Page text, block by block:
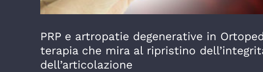
PRP e artropatie degenerative in
terapia che mira al ripristino
dell’articolazione